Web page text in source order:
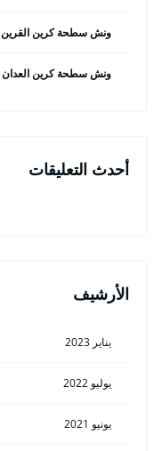
ونش سطحة كرين القرين 65557275 ونش سحب وانقاذ سيارات
ونش سطحة كرين العدان 65557275 ونش سحب وانقاذ سيارات
أحدث التعليقات
الأرشيف
يناير 2023
يوليو 2022
يونيو 2021